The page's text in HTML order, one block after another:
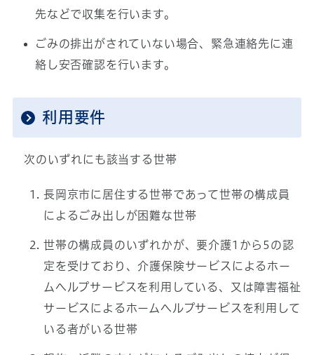
先などで収集を行います。
ごみの排出がされていない場合、緊急連絡先に連
絡し安否確認を行います。
利用要件
次のいずれにも該当する世帯
長岡京市に居住する世帯であって世帯の構成員
によるごみ出しが困難な世帯
世帯の構成員のいずれかが、要介護1から5の認
定を受けており、介護保険サービスによるホー
ムヘルプサービスを利用している、又は障害福祉
サービスによるホームヘルプサービスを利用して
いる者がいる世帯